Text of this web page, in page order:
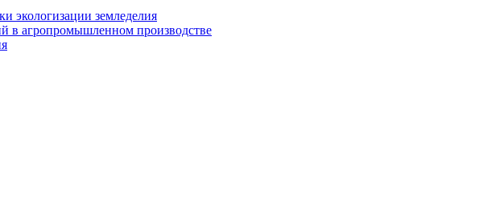
экологизации земледелия
в агропромышленном производстве